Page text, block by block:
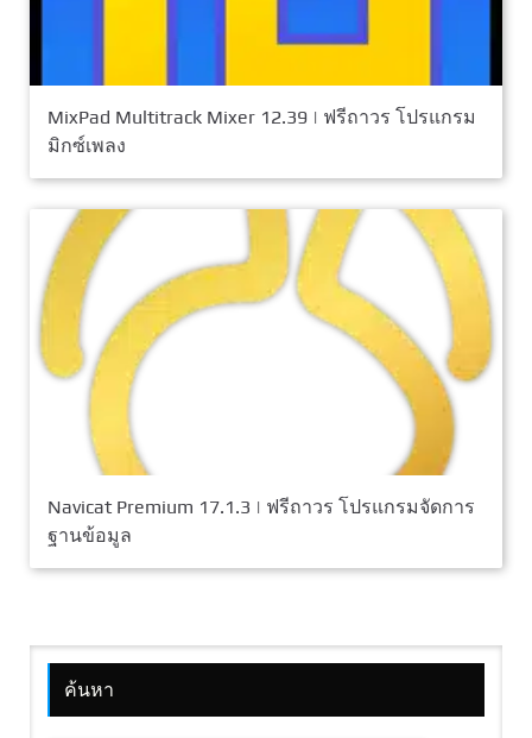
MixPad Multitrack Mixer 12.39 | ฟรีถาวร โปรแกรม
มิกซ์เพลง
Navicat Premium 17.1.3 | ฟรีถาวร โปรแกรมจัดการ
ฐานข้อมูล
ค้นหา